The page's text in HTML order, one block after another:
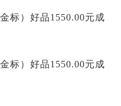
标）好品1550.00元成
标）好品1550.00元成